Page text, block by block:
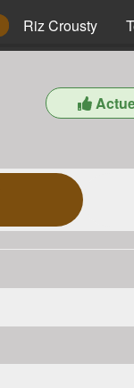
Riz Crousty